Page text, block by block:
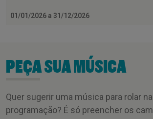
01/01/2026 a 31/12/2026
PEÇA SUA MÚSICA
Quer sugerir uma música para rolar
programação? É só preencher os